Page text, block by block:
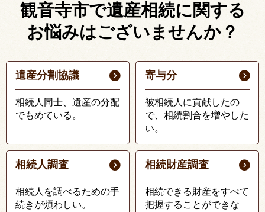
観音寺市で遺産相続に関する
お悩みはございませんか？
遺産分割協議
相続人同士、遺産の分配
でもめている。
寄与分
被相続人に貢献したの
で、相続割合を増やした
い。
相続人調査
相続人を調べるための手
続きが煩わしい。
相続財産調査
相続できる財産をすべて
把握することができな